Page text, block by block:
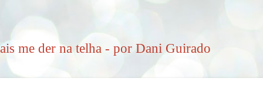
me der na telha - por Dani Guirado